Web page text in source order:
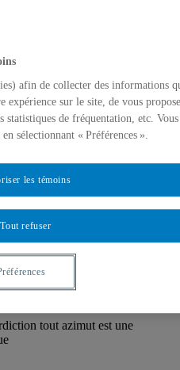
uqam.ca
tout azimut est une
afin de collecter des informations
expérience sur le site, de vous
statistiques de fréquentation, etc. Vous
sélectionnant « Préférences ».
Tout refuser
les témoins